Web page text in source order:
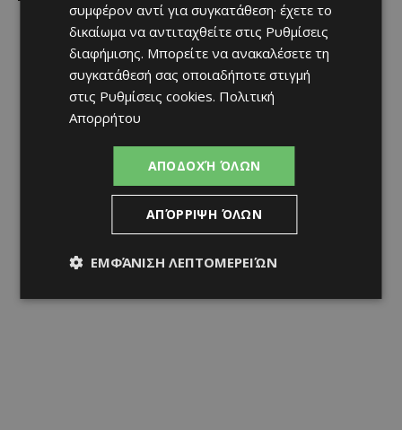
συμφέρον αντί για συγκατάθεση· έχετε το
δικαίωμα να αντιταχθείτε στις Ρυθμίσεις
διαφήμισης. Μπορείτε να ανακαλέσετε τη
συγκατάθεσή σας οποιαδήποτε στιγμή
στις Ρυθμίσεις cookies. Πολιτική
Απορρήτου
ΑΠΟΔΟΧΉ ΌΛΩΝ
ΑΠΌΡΡΙΨΗ ΌΛΩΝ
ΕΜΦΆΝΙΣΗ ΛΕΠΤΟΜΕΡΕΙΏΝ